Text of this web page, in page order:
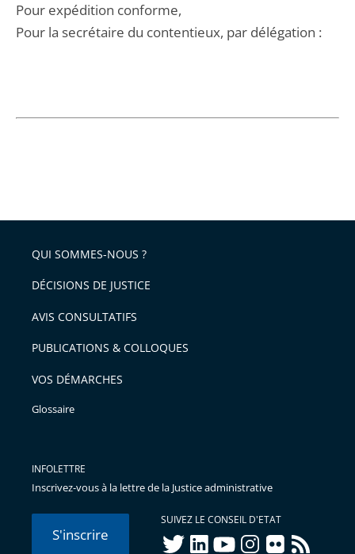
Pour expédition conforme,
Pour la secrétaire du contentieux, par délégation :
QUI SOMMES-NOUS ?
DÉCISIONS DE JUSTICE
AVIS CONSULTATIFS
PUBLICATIONS & COLLOQUES
VOS DÉMARCHES
Glossaire
INFOLETTRE
Inscrivez-vous à la lettre de la Justice administrative
S'inscrire
SUIVEZ LE CONSEIL D'ETAT
twitterlinkedInyoutubeinstagram
flickr rss